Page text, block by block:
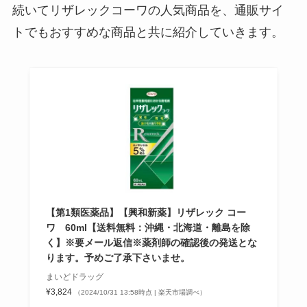
日清ごくりはどこで売ってる？ス
パスポートケースは100均で売っ
てる？無印やロフトは？首下げタ
イプや種類も調査！
葬式の数珠はどこで買う？しまむ
ら・ドンキ・アベイル・イオンス
タイルなど売ってる場所を調査！
続いてリザレックコーワの人気商品を、通販サイ
トでもおすすめな商品と共に紹介していきます。
【第1類医薬品】【興和新薬】リザレック コー
ワ 60ml【送料無料：沖縄・北海道・離島を除
く】※要メール返信※薬剤師の確認後の発送とな
ります。予めご了承下さいませ。
まいどドラッグ
¥3,824
（2024/10/31 13:58時点 | 楽天市場調べ）